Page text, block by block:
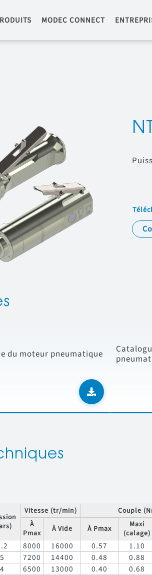
MODEC CONNECT
du moteur pneumatique
Vitesse (tr/min) Couple
À
Pmax
À Vide À Pmax
Maxi
(calage)
8000 16000 0.57 1.10
5 7200 14400 0.48 0.88
4
6500 13000 0.40 0.68